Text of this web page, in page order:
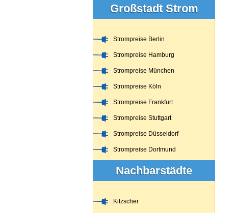
Großstadt Strom
Strompreise Berlin
Strompreise Hamburg
Strompreise München
Strompreise Köln
Strompreise Frankfurt
Strompreise Stuttgart
Strompreise Düsseldorf
Strompreise Dortmund
Nachbarstädte
Kitzscher